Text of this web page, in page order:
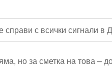
справи с всички сигнали в
но за сметка на това –